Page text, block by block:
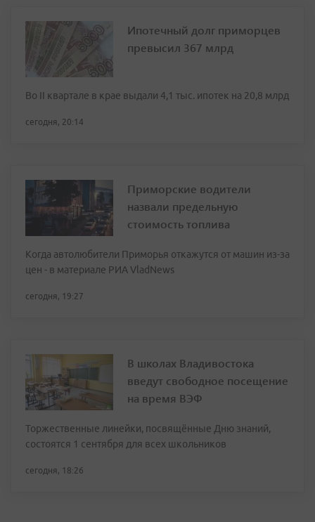
Ипотечный долг приморцев
превысил 367 млрд
Во II квартале в крае выдали 4,1 тыс. ипотек на 20,8 млрд
сегодня, 20:14
Приморские водители
назвали предельную
стоимость топлива
Когда автолюбители Приморья откажутся от машин из-за
цен - в материале РИА VladNews
сегодня, 19:27
В школах Владивостока
введут свободное посещение
на время ВЭФ
Торжественные линейки, посвящённые Дню знаний,
состоятся 1 сентября для всех школьников
сегодня, 18:26